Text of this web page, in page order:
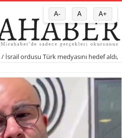
/ İsrail ordusu Türk medyasını hedef aldı,
A- A A+